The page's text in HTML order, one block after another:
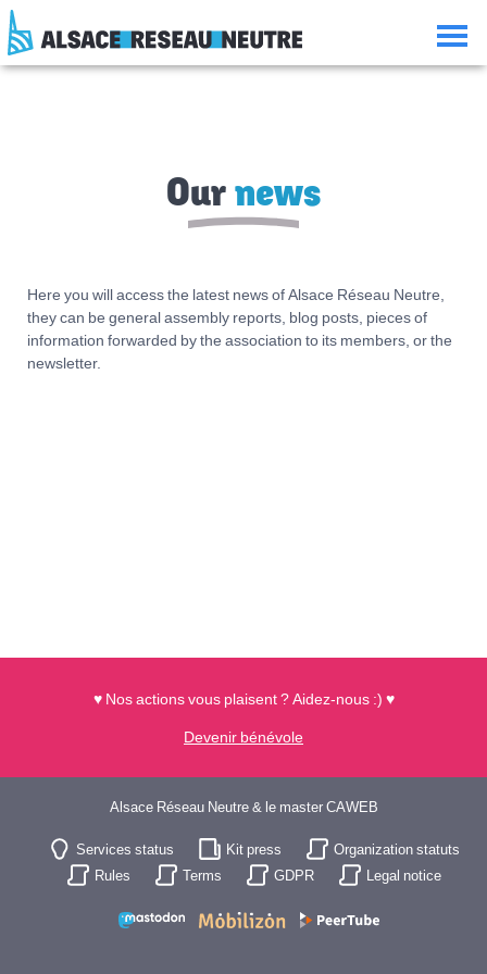
Aller
au
contenu
Aller
la
Aller
la
Consulter
le
plan
Ournews
Here you will access the latest news of Alsace Réseau Neutre,
they can be general assembly reports, blog posts, pieces of
information forwarded by the association to its members, or the
newsletter.
♥ Nos actions vous plaisent ? Aidez-nous :) ♥
Devenir bénévole
Alsace Réseau Neutre & le master CAWEB
Services status Kit press
Organization statuts
Rules
Terms GDPR Legal notice